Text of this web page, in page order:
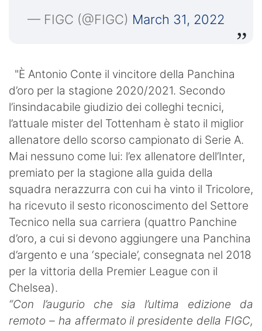
— FIGC (@FIGC) March 31, 2022
"È Antonio Conte il vincitore della Panchina
d’oro per la stagione 2020/2021. Secondo
l’insindacabile giudizio dei colleghi tecnici,
l’attuale mister del Tottenham è stato il miglior
allenatore dello scorso campionato di Serie A.
Mai nessuno come lui: l’ex allenatore dell’Inter,
premiato per la stagione alla guida della
squadra nerazzurra con cui ha vinto il Tricolore,
ha ricevuto il sesto riconoscimento del Settore
Tecnico nella sua carriera (quattro Panchine
d’oro, a cui si devono aggiungere una Panchina
d’argento e una ‘speciale’, consegnata nel 2018
per la vittoria della Premier League con il
Chelsea).
“Con l’augurio che sia l’ultima edizione da
remoto – ha affermato il presidente della FIGC,